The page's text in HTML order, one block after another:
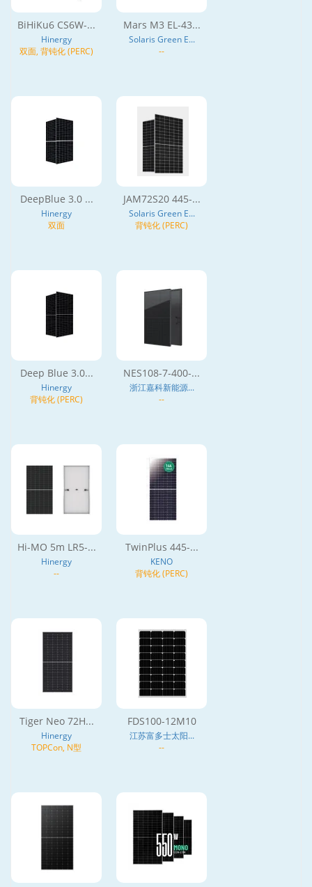
BiHiKu6 CS6W-...
Hinergy
双面, 背钝化 (PERC)
Mars M3 EL-43...
Solaris Green E...
--
DeepBlue 3.0 ...
Hinergy
双面
JAM72S20 445-...
Solaris Green E...
背钝化 (PERC)
Deep Blue 3.0...
Hinergy
背钝化 (PERC)
NES108-7-400-...
浙江嘉科新能源...
--
Hi-MO 5m LR5-...
Hinergy
--
TwinPlus 445-...
KENO
背钝化 (PERC)
Tiger Neo 72H...
Hinergy
TOPCon, N型
FDS100-12M10
江苏富多士太阳...
--